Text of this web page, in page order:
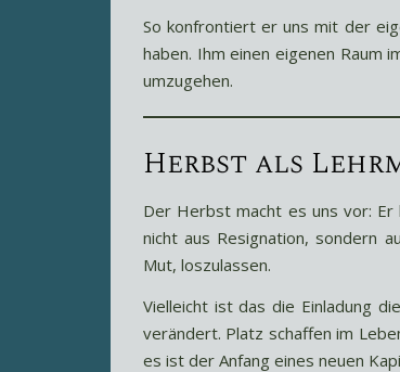
So konfrontiert er uns mit der
haben. Ihm einen eigenen Raum
umzugehen.
Herbst als
Der Herbst macht es uns vor:
nicht aus Resignation, sondern
Mut, loszulassen.
Vielleicht ist das die Einladung
verändert. Platz schaffen im
es ist der Anfang eines neuen